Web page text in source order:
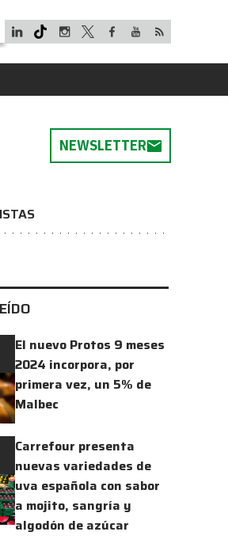
NEWSLETTER
El nuevo Protos 9 meses
2024 incorpora, por
primera vez, un 5% de
Malbec
Carrefour presenta
nuevas variedades de
uva española con sabor
a mojito, sangría y
algodón de azúcar